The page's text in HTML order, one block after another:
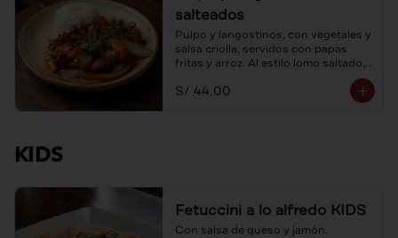
salteados
Pulpo y langostinos, con vegetales y
salsa criolla, servidos con papas
fritas y arroz. Al estilo lomo saltado,
S/ 44.00
KIDS
Fetuccini a lo alfredo KIDS
Con salsa de queso y jamón.